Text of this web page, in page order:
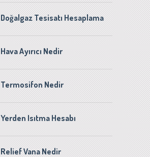
Doğalgaz Tesisatı Hesaplama
Hava Ayırıcı Nedir
Termosifon Nedir
Yerden Isıtma Hesabı
Relief Vana Nedir